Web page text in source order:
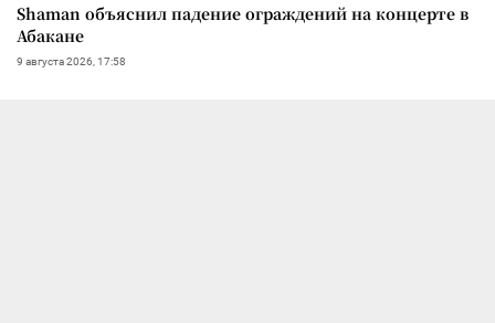
Shaman объяснил падение ограждений на концерте в
Абакане
9 августа 2026, 17:58